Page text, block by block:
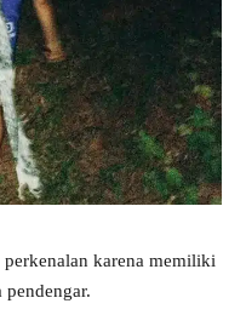
karena memiliki